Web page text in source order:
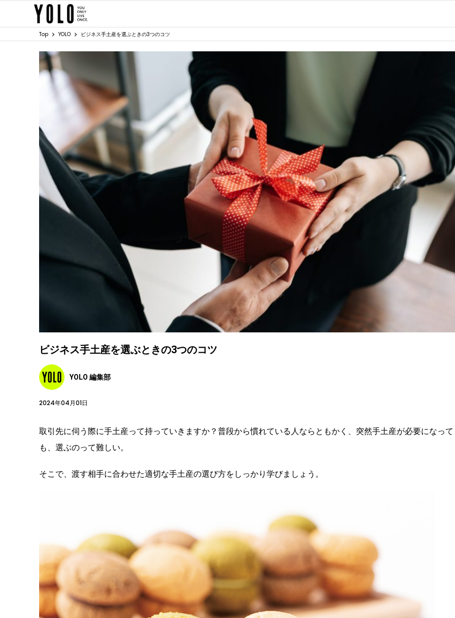
Top YOLO ビジネス手土産を選ぶときの3つのコツ
ビジネス手土産を選ぶときの3つのコツ
YOLO 編集部
2024年04月01日
取引先に伺う際に手土産って持っていきますか？普段から慣れている人ならともかく、突然手土産が必要になって
も、選ぶのって難しい。
そこで、渡す相手に合わせた適切な手土産の選び方をしっかり学びましょう。